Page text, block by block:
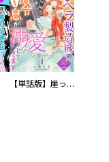
【単話版】崖っぷち令嬢ですが、意地と策略で幸せになります！シリーズ